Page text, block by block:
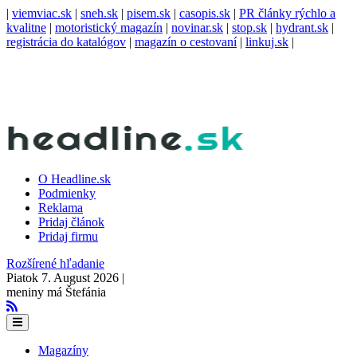
| viemviac.sk | sneh.sk | pisem.sk | casopis.sk | PR články rýchlo a
kvalitne | motoristický magazín | novinar.sk | stop.sk | hydrant.sk |
registrácia do katalógov | magazín o cestovaní| linkuj.sk |
O Headline.sk
Podmienky
Reklama
Pridaj článok
Pridaj firmu
Rozšírené hľadanie
Piatok 7. August 2026 |
meniny má Štefánia
Magazíny